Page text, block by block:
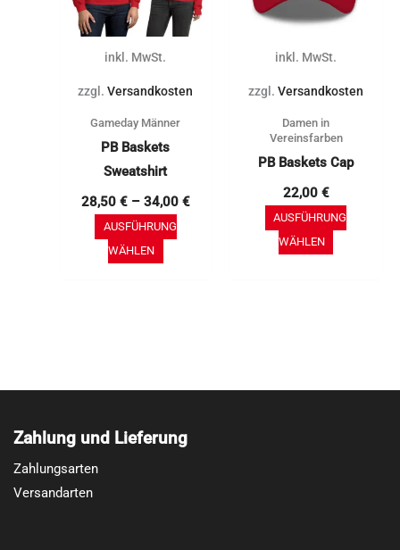
inkl. MwSt.
zzgl.Versandkosten
Gameday Männer
PB Baskets
Sweatshirt
28,50 €– 34,00 €
AUSFÜHRUNG
WÄHLEN
auf.
Die
Optionen
können
werden
inkl. MwSt.
zzgl.Versandkosten
Damen in
Vereinsfarben
PB Baskets Cap
22,00 €
AUSFÜHRUNG
WÄHLEN
auf.
Optionen
können
der
werden
Zahlung und Lieferung
Zahlungsarten
Versandarten